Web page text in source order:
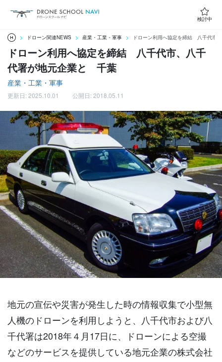
検討中
ドローン関連NEWS 産業・工業・軍事 ドローン利用へ協定を締結 八千代市
ドローン利用へ協定を締結 八千代市、八千
代署が地元企業と 千葉
産業・工業・軍事
更新日: 2025.10.01 公開日: 2018.05.11
地元の宣伝や災害が発生した時の情報収集で小型無
人機のドローンを利用しようと、八千代市および八
千代署は2018年４月17日に、ドローンによる空撮
などのサービスを提供している地元企業の株式会社